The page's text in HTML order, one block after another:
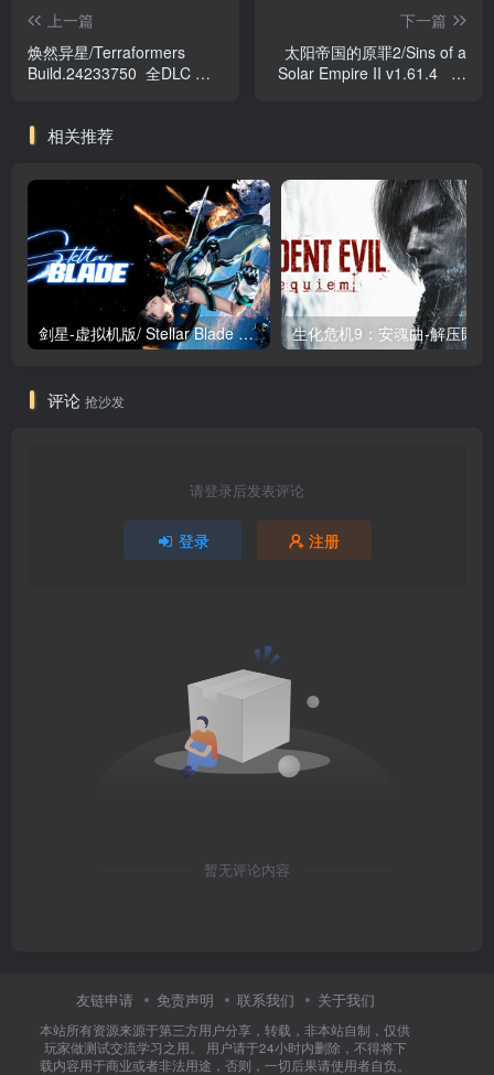
上一篇
焕然异星/Terraformers
Build.24233750 全DLC 免
下一篇
太阳帝国的原罪2/Sins of a
Solar Empire II v1.61.4 全
相关推荐
剑星-虚拟机版/ Stellar Blade v1.4.1|Build.19963153 终极版新补丁 送修改器 免安装中文版
评论 抢沙发
请登录后发表评论
登录 注册
暂无评论内容
友链申请 免责声明 联系我们 关于我们
本站所有资源来源于第三方用户分享，转载，非本站自制，仅供
玩家做测试交流学习之用。 用户请于24小时内删除，不得将下
载内容用于商业或者非法用途，否则，一切后果请使用者自负。